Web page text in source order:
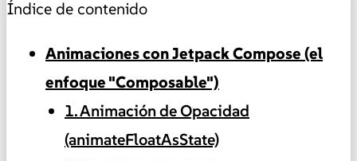
Índice de contenido
Animaciones con Jetpack Compose (el
enfoque "Composable")
1. Animación de Opacidad
(animateFloatAsState)